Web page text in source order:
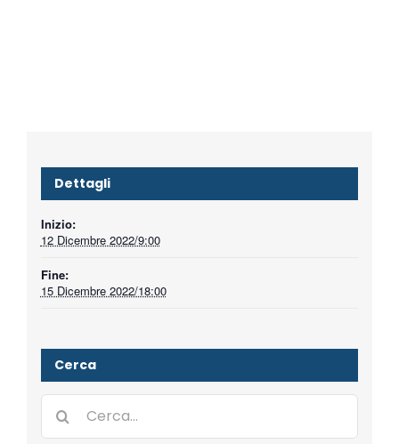
Dettagli
Inizio:
12 Dicembre 2022/9:00
Fine:
15 Dicembre 2022/18:00
Cerca
Cerca
per: